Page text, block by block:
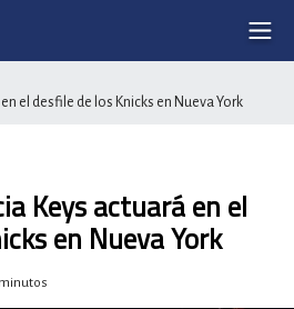
el desfile de los Knicks en Nueva York
Keys actuará en el
en Nueva York